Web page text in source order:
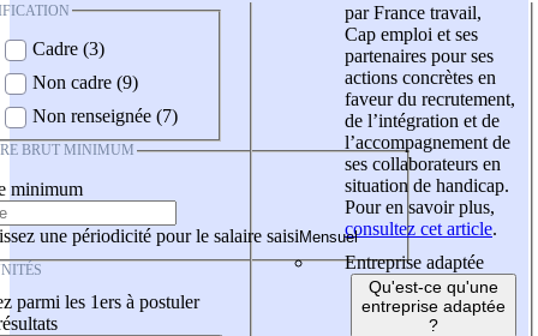
Cadre (3)
Non cadre (9)
Non renseignée (7)
BRUT MINIMUM
minimum
une périodicité pour le salaire saisi
parmi les 1ers à postuler
par France travail,
Cap emploi et ses
partenaires pour ses
actions concrètes en
faveur du recrutement,
de l’intégration et de
l’accompagnement de
ses collaborateurs en
situation de handicap.
Pour en savoir plus,
consultez cet article.
Entreprise adaptée
Qu'est-ce qu'une
entreprise adaptée
?